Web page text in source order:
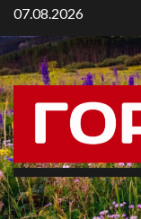
07.08.2026